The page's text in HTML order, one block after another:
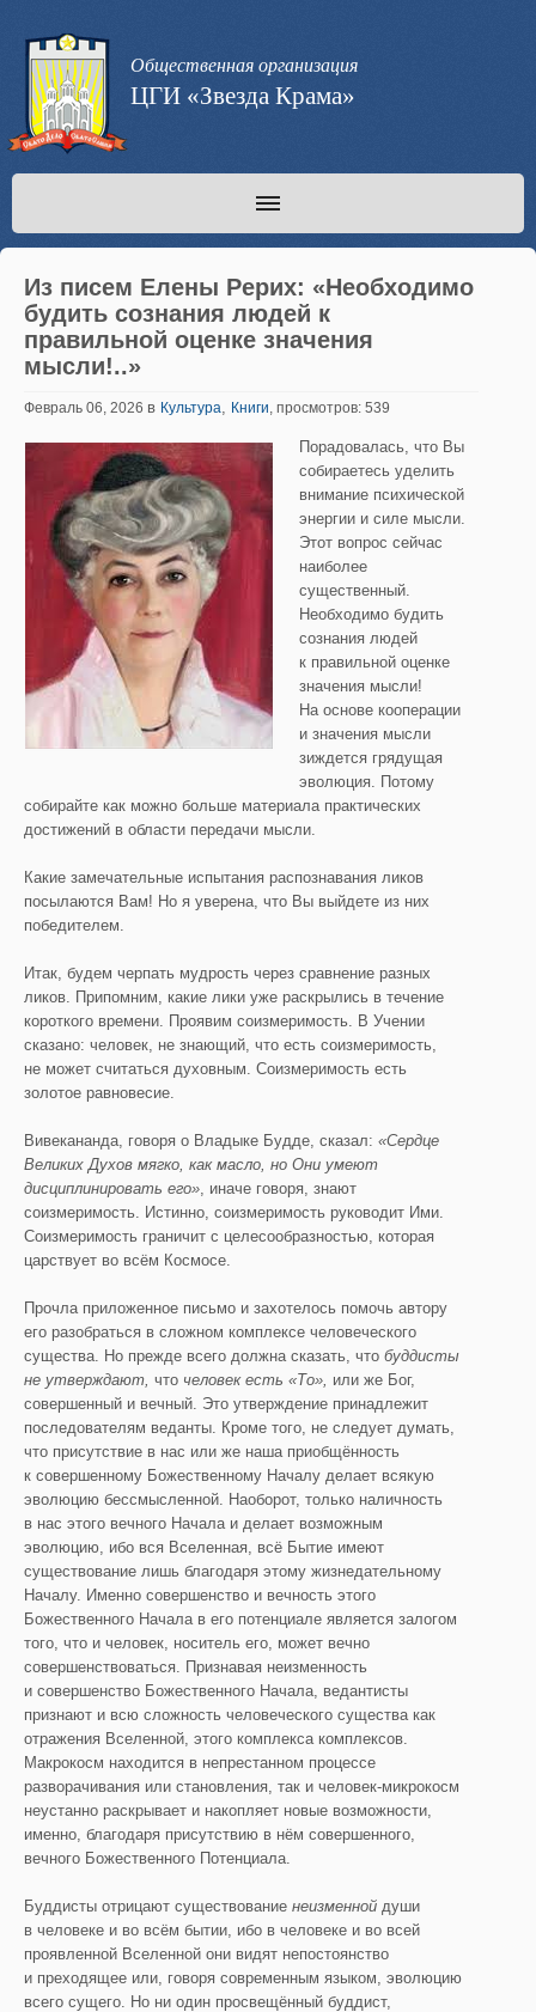
Общественная организация
ЦГИ «Звезда Крама»
Из писем Елены Рерих: «Необходимо
будить сознания людей к
правильной оценке значения
мысли!..»
Февраль 06, 2026 в Культура, Книги, просмотров: 539
Порадовалась, что Вы
собираетесь уделить
внимание психической
энергии и силе мысли.
Этот вопрос сейчас
наиболее
существенный.
Необходимо будить
сознания людей
к правильной оценке
значения мысли!
На основе кооперации
и значения мысли
зиждется грядущая
эволюция. Потому
собирайте как можно больше материала практических
достижений в области передачи мысли.
Какие замечательные испытания распознавания ликов
посылаются Вам! Но я уверена, что Вы выйдете из них
победителем.
Итак, будем черпать мудрость через сравнение разных
ликов. Припомним, какие лики уже раскрылись в течение
короткого времени. Проявим соизмеримость. В Учении
сказано: человек, не знающий, что есть соизмеримость,
не может считаться духовным. Соизмеримость есть
золотое равновесие.
Вивекананда, говоря о Владыке Будде, сказал: «Сердце
Великих Духов мягко, как масло, но Они умеют
дисциплинировать его», иначе говоря, знают
соизмеримость. Истинно, соизмеримость руководит Ими.
Соизмеримость граничит с целесообразностью, которая
царствует во всём Космосе.
Прочла приложенное письмо и захотелось помочь автору
его разобраться в сложном комплексе человеческого
существа. Но прежде всего должна сказать, что буддисты
не утверждают, что человек есть «То», или же Бог,
совершенный и вечный. Это утверждение принадлежит
последователям веданты. Кроме того, не следует думать,
что присутствие в нас или же наша приобщённость
к совершенному Божественному Началу делает всякую
эволюцию бессмысленной. Наоборот, только наличность
в нас этого вечного Начала и делает возможным
эволюцию, ибо вся Вселенная, всё Бытие имеют
существование лишь благодаря этому жизнедательному
Началу. Именно совершенство и вечность этого
Божественного Начала в его потенциале является залогом
того, что и человек, носитель его, может вечно
совершенствоваться. Признавая неизменность
и совершенство Божественного Начала, ведантисты
признают и всю сложность человеческого существа как
отражения Вселенной, этого комплекса комплексов.
Макрокосм находится в непрестанном процессе
разворачивания или становления, так и человек-микрокосм
неустанно раскрывает и накопляет новые возможности,
именно, благодаря присутствию в нём совершенного,
вечного Божественного Потенциала.
Буддисты отрицают существование неизменной души
в человеке и во всём бытии, ибо в человеке и во всей
проявленной Вселенной они видят непостоянство
и преходящее или, говоря современным языком, эволюцию
всего сущего. Но ни один просвещённый буддист,